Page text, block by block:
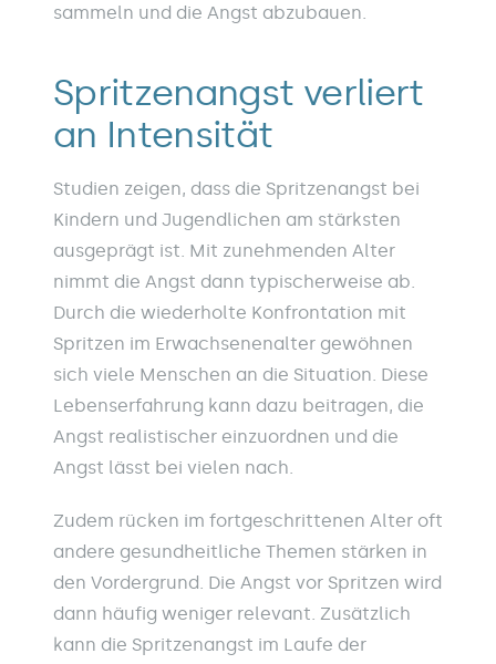
sammeln und die Angst abzubauen.
Spritzenangst verliert
an Intensität
Studien zeigen, dass die Spritzenangst bei
Kindern und Jugendlichen am stärksten
ausgeprägt ist. Mit zunehmenden Alter
nimmt die Angst dann typischerweise ab.
Durch die wiederholte Konfrontation mit
Spritzen im Erwachsenenalter gewöhnen
sich viele Menschen an die Situation. Diese
Lebenserfahrung kann dazu beitragen, die
Angst realistischer einzuordnen und die
Angst lässt bei vielen nach.
Zudem rücken im fortgeschrittenen Alter oft
andere gesundheitliche Themen stärken in
den Vordergrund. Die Angst vor Spritzen wird
dann häufig weniger relevant. Zusätzlich
kann die Spritzenangst im Laufe der